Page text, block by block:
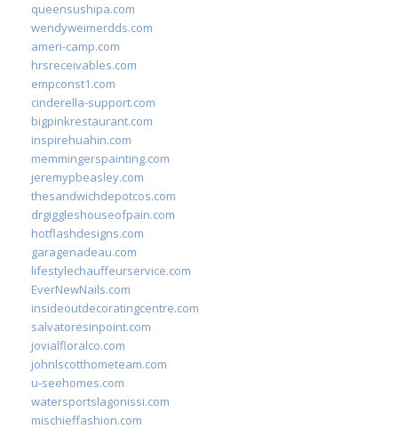
queensushipa.com
wendyweimerdds.com
ameri-camp.com
hrsreceivables.com
empconst1.com
cinderella-support.com
bigpinkrestaurant.com
inspirehuahin.com
memmingerspainting.com
jeremypbeasley.com
thesandwichdepotcos.com
drgiggleshouseofpain.com
hotflashdesigns.com
garagenadeau.com
lifestylechauffeurservice.com
EverNewNails.com
insideoutdecoratingcentre.com
salvatoresinpoint.com
jovialfloralco.com
johnlscotthometeam.com
u-seehomes.com
watersportslagonissi.com
mischieffashion.com